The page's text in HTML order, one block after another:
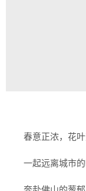
春意正浓，花
一起远离城市的